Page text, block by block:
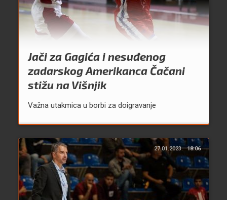
Jači za Gagića i nesuđenog
zadarskog Amerikanca Čačani
stižu na Višnjik
Važna utakmica u borbi za doigravanje
27.01.2023. 18:06